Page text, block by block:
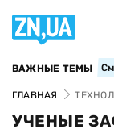
ВАЖНЫЕ ТЕМЫ
ГЛАВНАЯ
УЧЕНЫЕ